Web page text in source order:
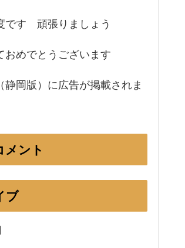
です 頑張りましょう
おめでとうございます
静岡版）に広告が掲載されま
メント
ブ